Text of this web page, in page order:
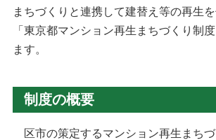
まちづくりと連携して建替え等の再生を
「東京都マンション再生まちづくり制
ます。
制度の概要
区市の策定するマンション再生まち